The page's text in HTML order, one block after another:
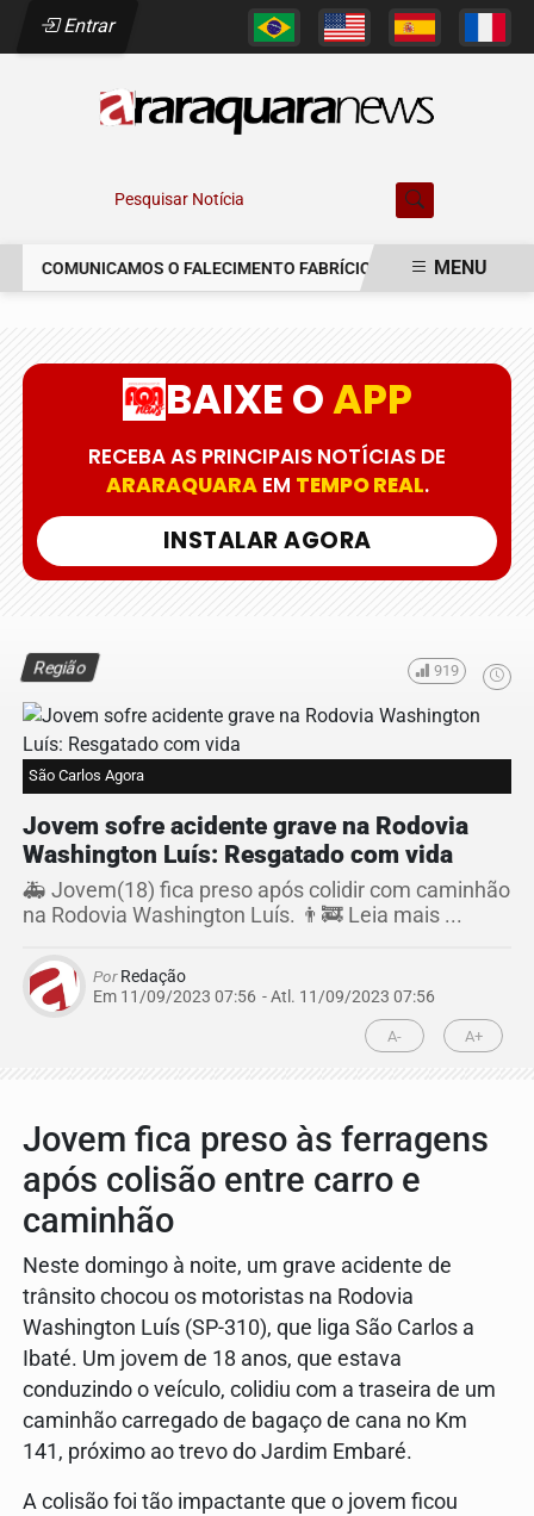
Entrar
Pesquisar Notícia
COMUNICAMOS O FALECIMENTO FABRÍCIO AUGUSTO FERREIRA
MENU
BAIXE OAPP
RECEBA AS PRINCIPAIS NOTÍCIAS DE
ARARAQUARAEM TEMPO REAL.
INSTALAR AGORA
Região 919
São Carlos Agora
Jovem sofre acidente grave na Rodovia
Washington Luís: Resgatado com vida
🚑 Jovem(18) fica preso após colidir com caminhão
na Rodovia Washington Luís. 👨‍🚒 Leia mais ...
PorRedação
Em 11/09/2023 07:56 - Atl. 11/09/2023 07:56
A- A+
Jovem fica preso às ferragens
após colisão entre carro e
caminhão
Neste domingo à noite, um grave acidente de
trânsito chocou os motoristas na Rodovia
Washington Luís (SP-310), que liga São Carlos a
Ibaté. Um jovem de 18 anos, que estava
conduzindo o veículo, colidiu com a traseira de um
caminhão carregado de bagaço de cana no Km
141, próximo ao trevo do Jardim Embaré.
A colisão foi tão impactante que o jovem ficou